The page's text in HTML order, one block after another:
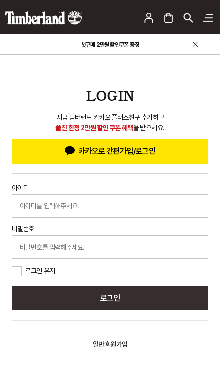
첫구매 2만원 할인쿠폰 증정
LOGIN
지금 팀버랜드 카카오 플러스친구 추가하고
플친 한정 2만원 할인 쿠폰 혜택을 받으세요.
카카오로 간편가입/로그인
아이디
비밀번호
로그인 유지
로그인
일반 회원가입